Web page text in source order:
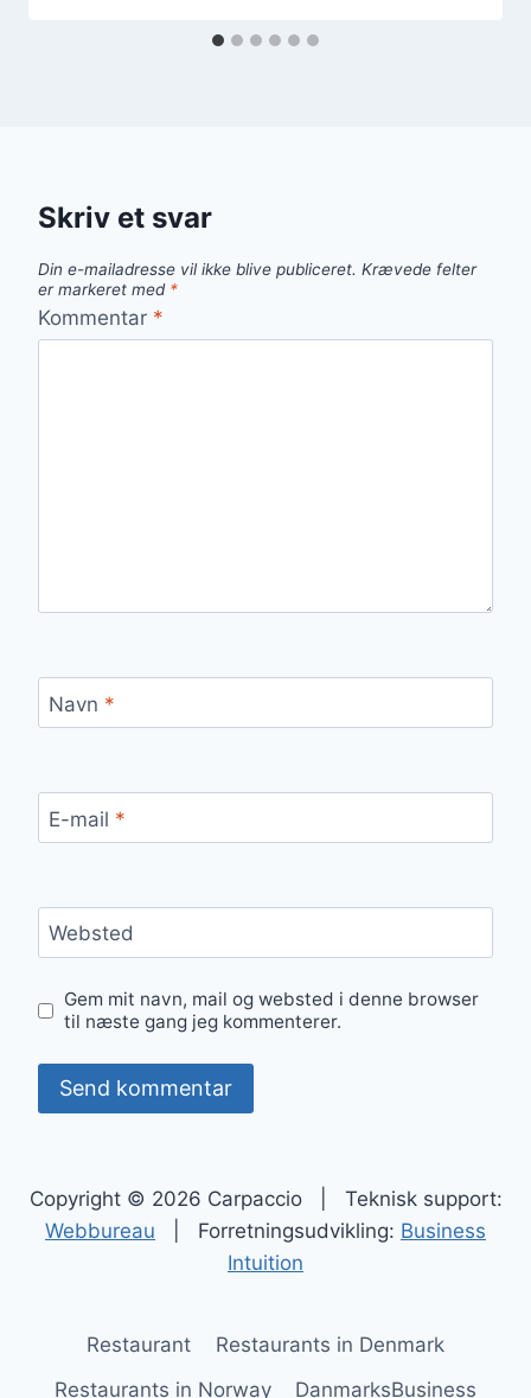
Skriv et svar
Din e-mailadresse vil ikke blive publiceret. Krævede felter
er markeret med *
Kommentar *
Navn *
E-mail *
Websted
Gem mit navn, mail og websted i denne browser
til næste gang jeg kommenterer.
Copyright © 2026 Carpaccio | Teknisk support:
Webbureau | Forretningsudvikling: Business
Intuition
Restaurant
Restaurants in Denmark
Restaurants in Norway
DanmarksBusiness